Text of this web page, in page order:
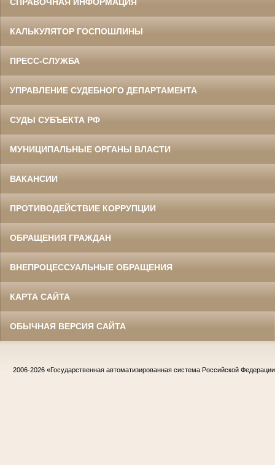
КАЛЬКУЛЯТОР ГОСПОШЛИНЫ
ПРЕСС-СЛУЖБА
УПРАВЛЕНИЕ СУДЕБНОГО ДЕПАРТАМЕНТА
СУДЫ СУБЪЕКТА РФ
МУНИЦИПАЛЬНЫЕ ОРГАНЫ ВЛАСТИ
ВАКАНСИИ
ПРОТИВОДЕЙСТВИЕ КОРРУПЦИИ
ОБРАЩЕНИЯ ГРАЖДАН
ВНЕПРОЦЕССУАЛЬНЫЕ ОБРАЩЕНИЯ
КАРТА САЙТА
ОБЫЧНАЯ ВЕРСИЯ САЙТА
2006-2026 «Государственная автоматизированная система Российской